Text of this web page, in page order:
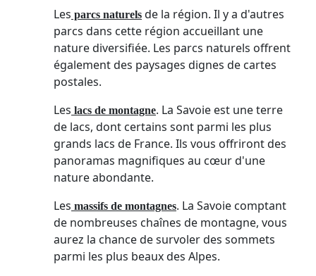
Les parcs naturels de la région. Il y a d'autres
parcs dans cette région accueillant une
nature diversifiée. Les parcs naturels offrent
également des paysages dignes de cartes
postales.
Les lacs de montagne. La Savoie est une terre
de lacs, dont certains sont parmi les plus
grands lacs de France. Ils vous offriront des
panoramas magnifiques au cœur d'une
nature abondante.
Les massifs de montagnes. La Savoie comptant
de nombreuses chaînes de montagne, vous
aurez la chance de survoler des sommets
parmi les plus beaux des Alpes.